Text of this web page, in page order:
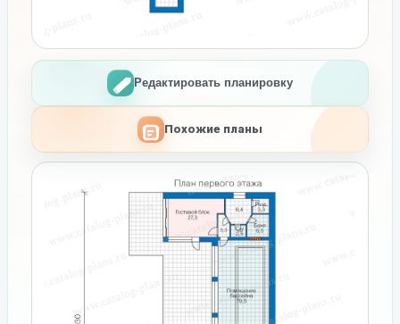
Редактировать планировку
Похожие планы